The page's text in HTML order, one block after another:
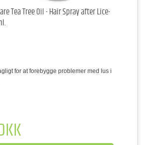
Tea Tree Oil - Hair Spray after Lice-
for at forebygge problemer med lus i